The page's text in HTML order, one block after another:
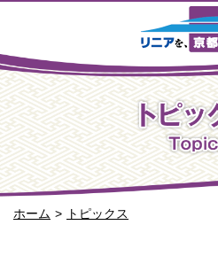
ホーム トピックス